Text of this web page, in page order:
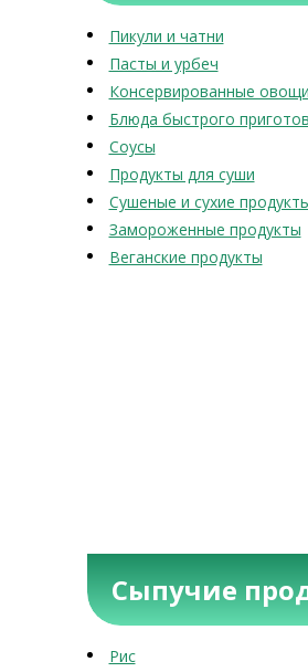
Пикули и чатни
Пасты и урбеч
Консервированные
Блюда быстрого
Соусы
Продукты для суши
Сушеные и сухие
Замороженные продукты
Веганские продукты
Сыпучие
Рис